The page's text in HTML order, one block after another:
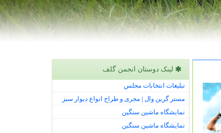
لینک دوستان انجمن گلف
تبلیغات انتخابات مجلس
مستر گرین وال | مجری و طراح انواع دیوار سبز
نمایشگاه ماشین سنگین
نمایشگاه ماشین سنگین